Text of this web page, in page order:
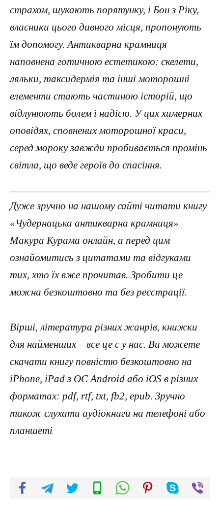
страхом, шукають порятунку, і Бон з Ріку,
власники цього дивного місця, пропонують
їм допомогу. Антикварна крамниця
наповнена готичною естетикою: скелети,
ляльки, таксидермія та інші моторошні
елементи стають частиною історій, що
відлунюють болем і надією. У цих химерних
оповідях, сповнених моторошної краси,
серед мороку завжди пробивається промінь
світла, що веде героїв до спасіння.
Дуже зручно на нашому сайті читати книгу
«Чудернацька антикварна крамниця»
Макура Курама онлайн, а перед цим
ознайомитись з цитатами та відгуками
тих, хто їх вже прочитав. Зробити це
можна безкоштовно та без реєстрації.
Вірші, література різних жанрів, книжки
для найменших – все це є у нас. Ви можете
скачати книгу повністю безкоштовно на
iPhone, iPad з ОС Android або iOS в різних
форматах: pdf, rtf, txt, fb2, epub. Зручно
також слухати аудіокниги на телефоні або
планшеті